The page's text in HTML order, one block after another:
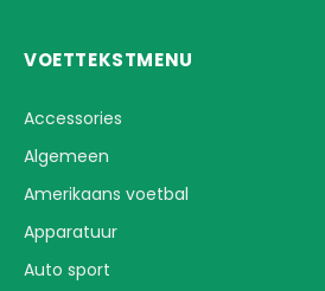
VOETTEKSTMENU
Accessories
Algemeen
Amerikaans voetbal
Apparatuur
Auto sport